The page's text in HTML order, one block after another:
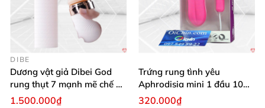
DIBE
Dương vật giả Dibei God
rung thụt 7 mạnh mẽ chế độ
tỏa nhiệt
1.500.000₫
Trứng rung tình yêu
Aphrodisia mini 1 đầu 10
chế độ rung đa năng
320.000₫